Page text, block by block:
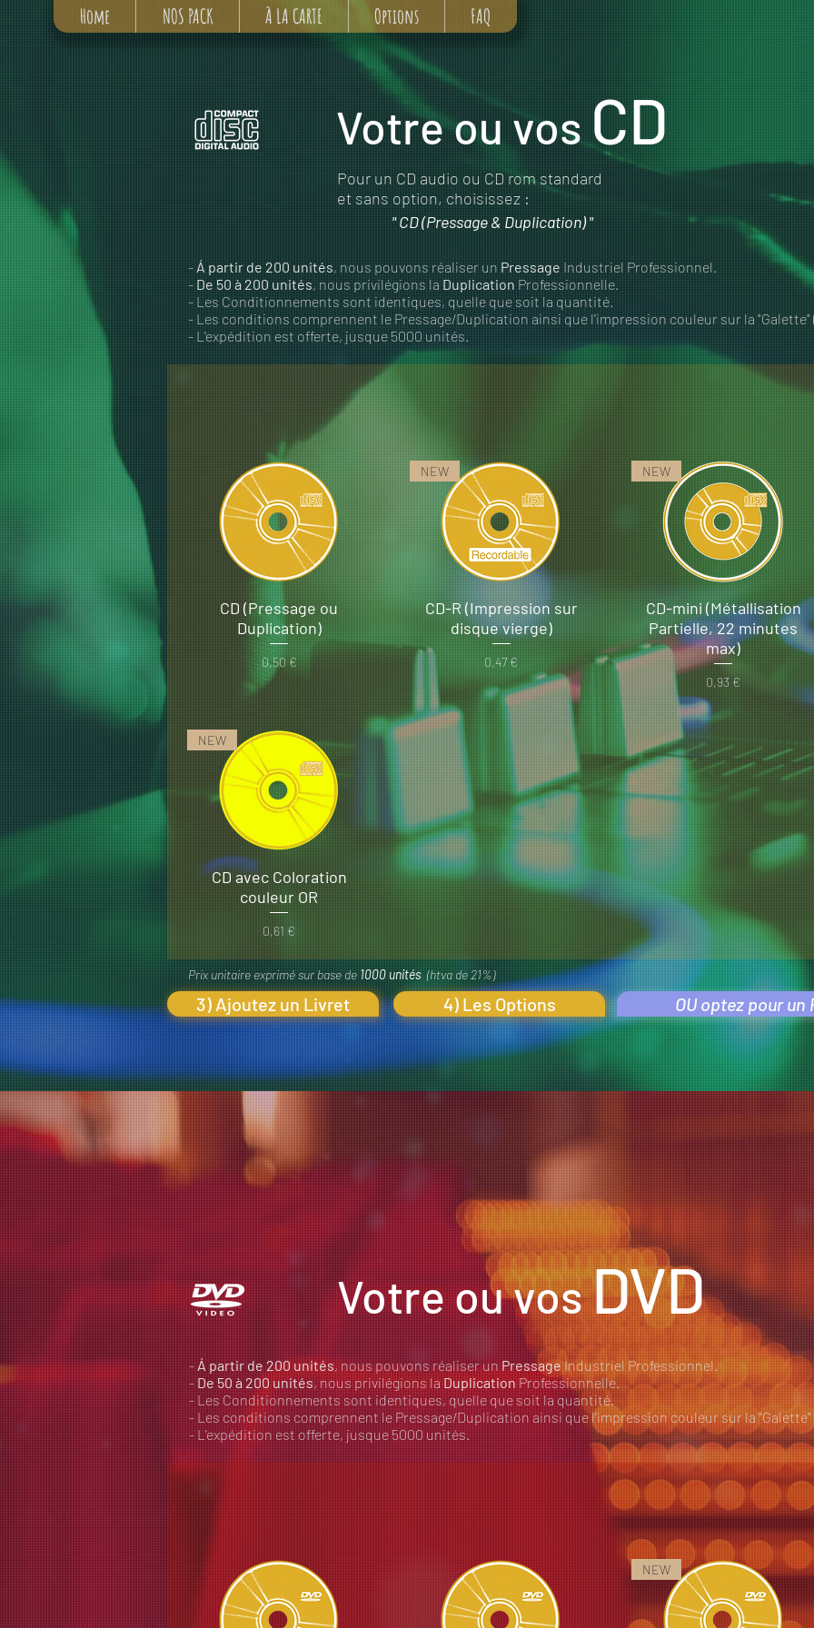
Home NOS PACK À LA CARTE Options FAQ
Votre ou vosCD
Pour un CD audio ou CD rom standard
et sans option, choisissez :
" CD (Pressage & Duplication) "
- Á partir de 200 unités, nous pouvons réaliser un Pressage Industriel Professionnel.
- De 50 à 200 unités, nous privilégions la Duplication Professionnelle.
- Les Conditionnements sont identiques, quelle que soit la quantité.
- Les conditions comprennent le Pressage/Duplication ainsi que l'impression couleur sur la "Galette"
- L'expédition est offerte, jusque 5000 unités.
CD (Pressage ou
Duplication)
Prix
0,50 €
NEW
CD-R (Impression sur
disque vierge)
Prix
0,47 €
NEW
CD-mini (Métallisation
Partielle, 22 minutes
max)
Prix
0,93 €
NEW
CD avec Coloration
couleur OR
Prix
0,61 €
Prix unitaire exprimé sur base de 1000 unités (htva de 21%)
3) Ajoutez un Livret 4) Les Options OU optez pour
Votre ou vosDVD
- Á partir de 200 unités, nous pouvons réaliser unPressageIndustriel Professionnel.
- De 50 à 200 unités, nous privilégions la Duplication Professionnelle.
- Les Conditionnements sont identiques, quelle que soit la quantité.
- Les conditions comprennent le Pressage/Duplication ainsi que l'impression couleur sur la "Galette"
- L'expédition est offerte, jusque 5000 unités.
NEW